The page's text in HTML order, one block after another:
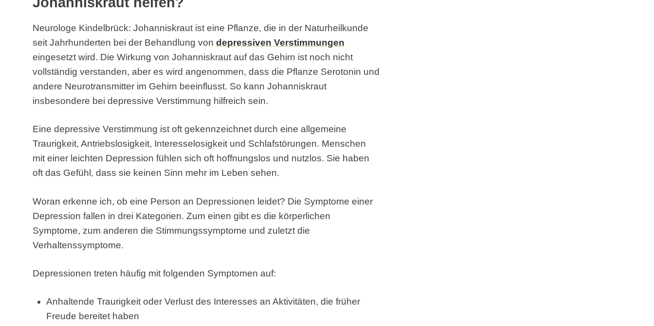
Neurologe Kindelbrück: Johanniskraut ist eine Pflanze, die in der Naturheilkunde
seit Jahrhunderten bei der Behandlung vondepressiven Verstimmungen
eingesetzt wird. Die Wirkung von Johanniskraut auf das Gehirn ist noch nicht
vollständig verstanden, aber es wird angenommen, dass die Pflanze Serotonin und
andere Neurotransmitter im Gehirn beeinflusst. So kann Johanniskraut
insbesondere bei depressive Verstimmung hilfreich sein.
Eine depressive Verstimmung ist oft gekennzeichnet durch eine allgemeine
Traurigkeit, Antriebslosigkeit, Interesselosigkeit und Schlafstörungen. Menschen
mit einer leichten Depression fühlen sich oft hoffnungslos und nutzlos. Sie haben
oft das Gefühl, dass sie keinen Sinn mehr im Leben sehen.
Woran erkenne ich, ob eine Person an Depressionen leidet? Die Symptome einer
Depression fallen in drei Kategorien. Zum einen gibt es die körperlichen
Symptome, zum anderen die Stimmungssymptome und zuletzt die
Verhaltenssymptome.
Depressionen treten häufig mit folgenden Symptomen auf:
Anhaltende Traurigkeit oder Verlust des Interesses an Aktivitäten, die früher
Freude bereitet haben